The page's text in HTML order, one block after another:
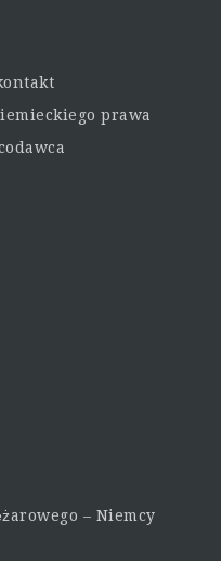
prawa
– Niemcy